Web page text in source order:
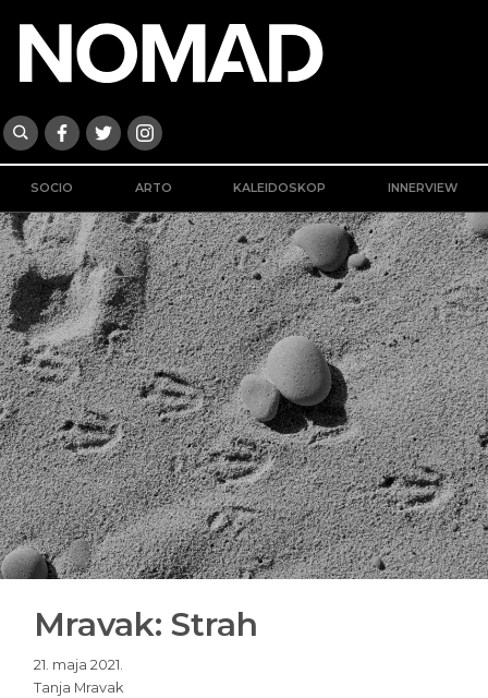
SOCIO ARTO KALEIDOSKOP INNERVIEW
Mravak: Strah
21. maja 2021.
Tanja Mravak